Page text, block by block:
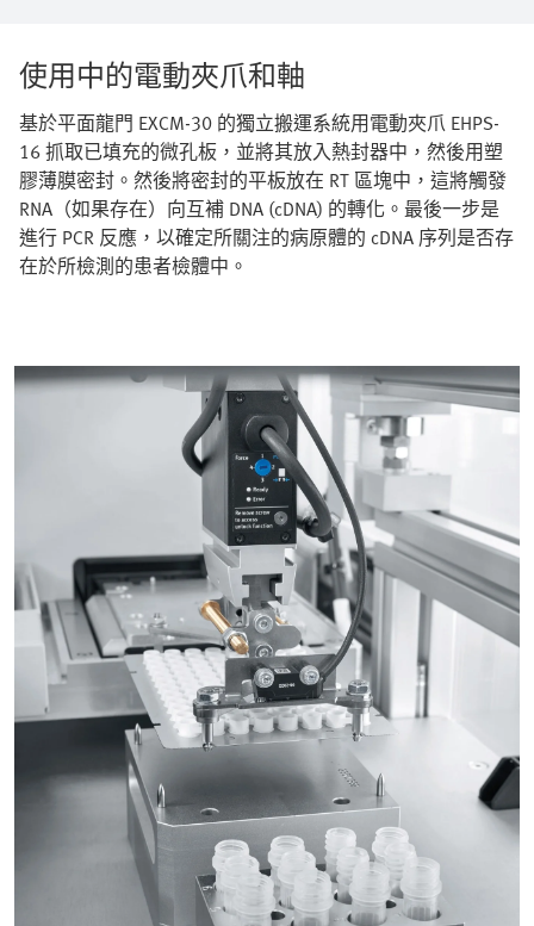
使用中的電動夾爪和軸
基於平面龍門 EXCM-30 的獨立搬運系統用電動夾爪 EHPS-
16 抓取已填充的微孔板，並將其放入熱封器中，然後用塑
膠薄膜密封。然後將密封的平板放在 RT 區塊中，這將觸發
RNA（如果存在）向互補 DNA (cDNA) 的轉化。最後一步是
進行 PCR 反應，以確定所關注的病原體的 cDNA 序列是否存
在於所檢測的患者檢體中。